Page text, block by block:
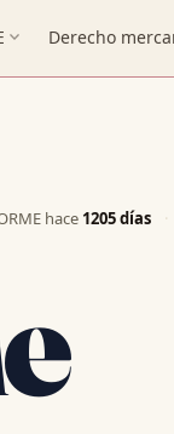
expand_more Derecho
hace 1205 días ·